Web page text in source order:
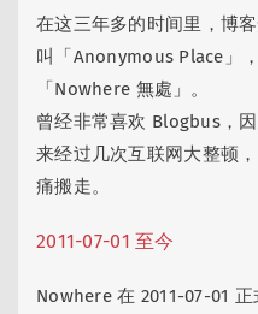
在这三年多的时间里，博
叫「Anonymous Place」
「Nowhere 無處」。
曾经非常喜欢 Blogbus，
来经过几次互联网大整顿
痛搬走。
2011-07-01 至今
Nowhere 在 2011-07-01 正